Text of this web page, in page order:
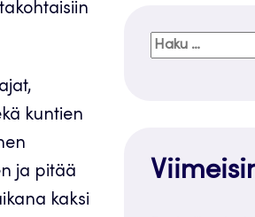
kuntien
ja pitää
kaksi
Haku: